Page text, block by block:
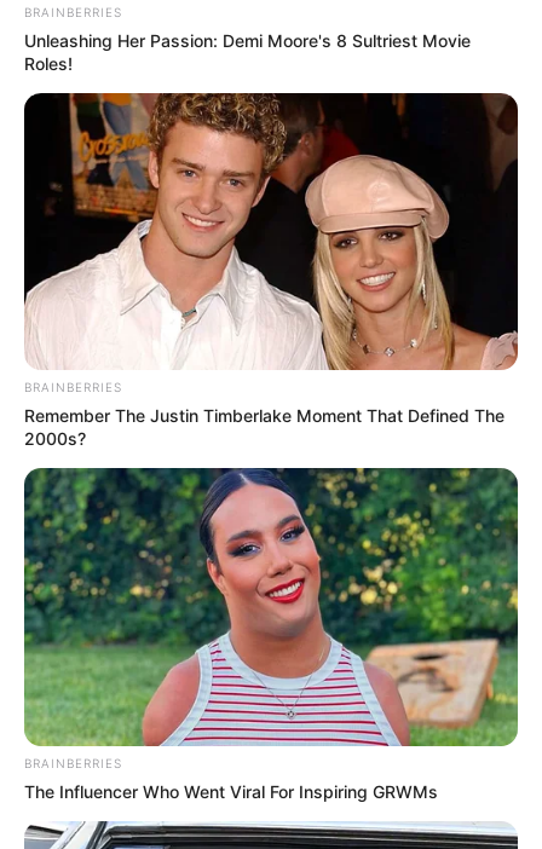
BRAINBERRIES
Unleashing Her Passion: Demi Moore's 8 Sultriest Movie
Roles!
BRAINBERRIES
Remember The Justin Timberlake Moment That Defined The
2000s?
BRAINBERRIES
The Influencer Who Went Viral For Inspiring GRWMs